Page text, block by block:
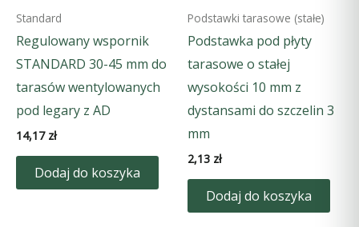
Standard
Regulowany wspornik
STANDARD 30-45 mm do
tarasów wentylowanych
pod legary z AD
14,17 zł
Dodaj do koszyka
Podstawki tarasowe (stałe)
Podstawka pod płyty
tarasowe o stałej
wysokości 10 mm z
dystansami do szczelin 3
mm
2,13 zł
Dodaj do koszyka